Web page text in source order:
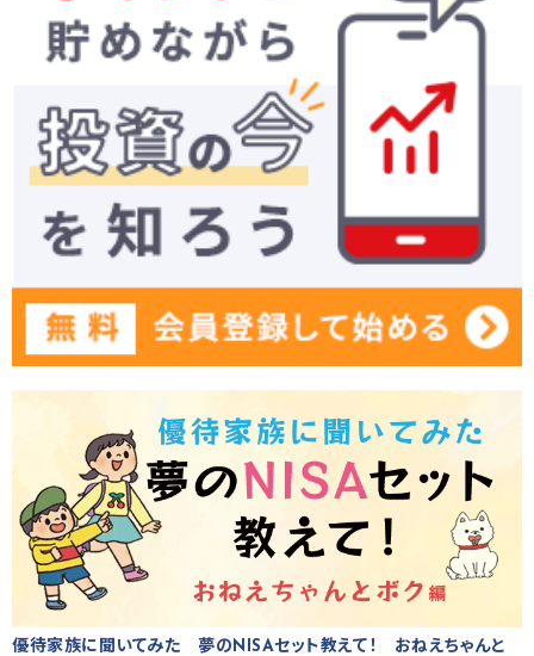
優待家族に聞いてみた 夢のNISAセット教えて！ おねえちゃんと